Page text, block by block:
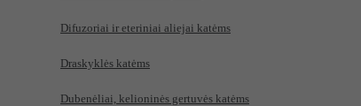
Difuzoriai ir eteriniai aliejai katėms
Draskyklės katėms
Dubenėliai, kelioninės gertuvės katėms